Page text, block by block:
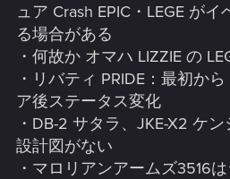
ュア Crash EPIC・LEGE が
る場合がある
・何故か オマハ LIZZIE の
・リバティ PRIDE：最初か
ア後ステータス変化
・DB-2 サタラ、JKE-X2 ケン
設計図がない
・マロリアンアームズ3516